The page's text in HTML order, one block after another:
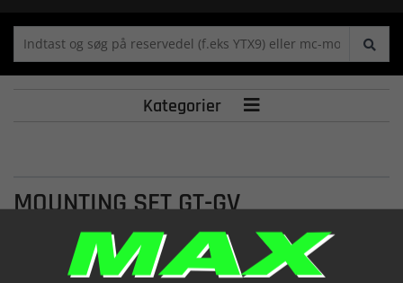
Kategorier 
MOUNTING SET GT-GV
